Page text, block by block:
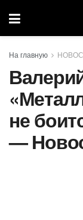
На главную
не
—